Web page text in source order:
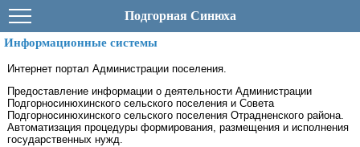
Подгорная Синюха
Информационные системы
Интернет портал Администрации поселения.
Предоставление информации о деятельности Администрации
Подгорносинюхинского сельского поселения и Совета
Подгорносинюхинского сельского поселения Отрадненского района.
Автоматизация процедуры формирования, размещения и исполнения
государственных нужд.